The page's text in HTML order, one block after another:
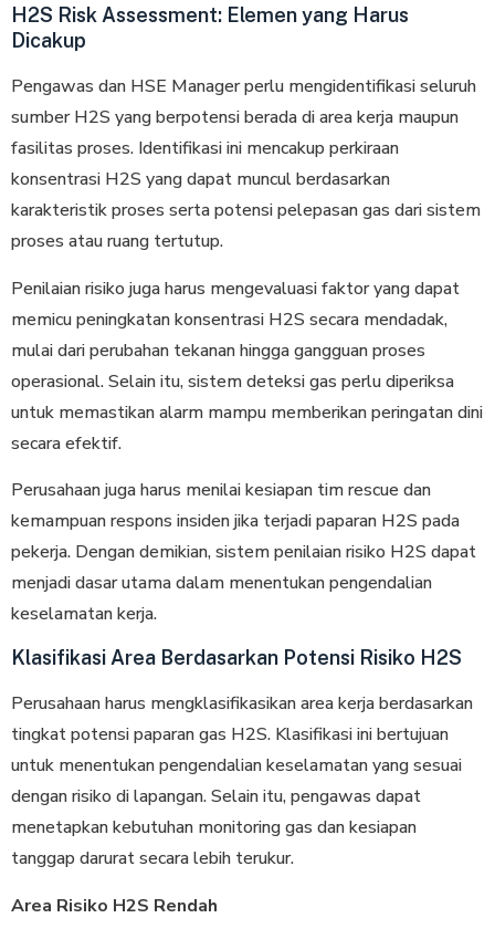
H2S Risk Assessment: Elemen yang Harus
Dicakup
Pengawas dan HSE Manager perlu mengidentifikasi seluruh
sumber H2S yang berpotensi berada di area kerja maupun
fasilitas proses. Identifikasi ini mencakup perkiraan
konsentrasi H2S yang dapat muncul berdasarkan
karakteristik proses serta potensi pelepasan gas dari sistem
proses atau ruang tertutup.
Penilaian risiko juga harus mengevaluasi faktor yang dapat
memicu peningkatan konsentrasi H2S secara mendadak,
mulai dari perubahan tekanan hingga gangguan proses
operasional. Selain itu, sistem deteksi gas perlu diperiksa
untuk memastikan alarm mampu memberikan peringatan dini
secara efektif.
Perusahaan juga harus menilai kesiapan tim rescue dan
kemampuan respons insiden jika terjadi paparan H2S pada
pekerja. Dengan demikian, sistem penilaian risiko H2S dapat
menjadi dasar utama dalam menentukan pengendalian
keselamatan kerja.
Klasifikasi Area Berdasarkan Potensi Risiko H2S
Perusahaan harus mengklasifikasikan area kerja berdasarkan
tingkat potensi paparan gas H2S. Klasifikasi ini bertujuan
untuk menentukan pengendalian keselamatan yang sesuai
dengan risiko di lapangan. Selain itu, pengawas dapat
menetapkan kebutuhan monitoring gas dan kesiapan
tanggap darurat secara lebih terukur.
Area Risiko H2S Rendah